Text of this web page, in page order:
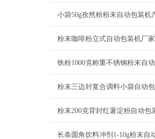
粉末咖啡粉立式自动包装机厂家